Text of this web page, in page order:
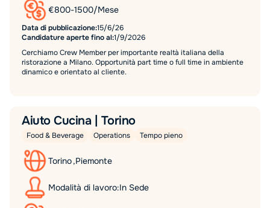
€800-1500/Mese
Data di pubblicazione:15/6/26
Candidature aperte fino al:1/9/2026
Cerchiamo Crew Member per importante realtà italiana della
ristorazione a Milano. Opportunità part time o full time in ambiente
dinamico e orientato al cliente.
Aiuto Cucina | Torino
Food & Beverage Operations Tempo pieno
Torino,Piemonte
Modalità di lavoro:In Sede